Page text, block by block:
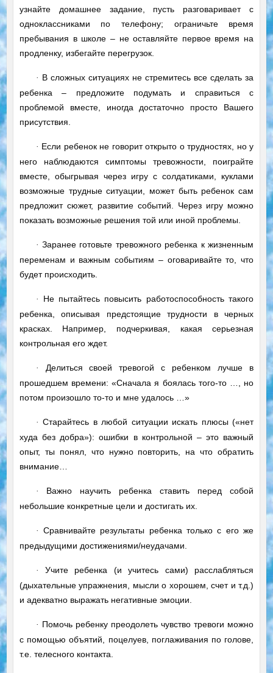
узнайте домашнее задание, пусть разговаривает с
одноклассниками по телефону; ограничьте время
пребывания в школе – не оставляйте первое время на
продленку, избегайте перегрузок.
· В сложных ситуациях не стремитесь все сделать за
ребенка – предложите подумать и справиться с
проблемой вместе, иногда достаточно просто Вашего
присутствия.
· Если ребенок не говорит открыто о трудностях, но у
него наблюдаются симптомы тревожности, поиграйте
вместе, обыгрывая через игру с солдатиками, куклами
возможные трудные ситуации, может быть ребенок сам
предложит сюжет, развитие событий. Через игру можно
показать возможные решения той или иной проблемы.
· Заранее готовьте тревожного ребенка к жизненным
переменам и важным событиям – оговаривайте то, что
будет происходить.
·
Не пытайтесь повысить работоспособность такого
ребенка, описывая предстоящие трудности в черных
красках. Например, подчеркивая, какая серьезная
контрольная его ждет.
·
Делиться своей тревогой с ребенком лучше в
прошедшем времени: «Сначала я боялась того-то …, но
потом произошло то-то и мне удалось …»
· Старайтесь в любой ситуации искать плюсы («нет
худа без добра»): ошибки в контрольной – это важный
опыт, ты понял, что нужно повторить, на что обратить
внимание…
·
Важно научить ребенка ставить перед собой
небольшие конкретные цели и достигать их.
· Сравнивайте результаты ребенка только с его же
предыдущими достижениями/неудачами.
·
Учите ребенка (и учитесь сами) расслабляться
(дыхательные упражнения, мысли о хорошем, счет и т.д.)
и адекватно выражать негативные эмоции.
· Помочь ребенку преодолеть чувство тревоги можно
с помощью объятий, поцелуев, поглаживания по голове,
т.е. телесного контакта.